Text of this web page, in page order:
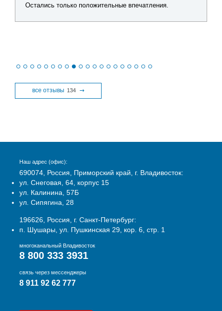
Остались только положительные впечатления.
все отзывы 134
Наш адрес (офис):
690074, Россия, Приморский край, г. Владивосток:
ул. Снеговая, 64, корпус 15
ул. Калинина, 57Б
ул. Сипягина, 28
196626, Россия, г. Санкт-Петербург:
п. Шушары, ул. Пушкинская 29, кор. 6, стр. 1
многоканальный Владивосток
8 800 333 3931
связь через мессенджеры
8 911 92 62 777